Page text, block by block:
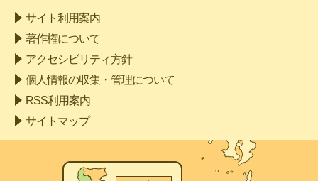
サイト利用案内
著作権について
アクセシビリティ方針
個人情報の収集・管理について
RSS利用案内
サイトマップ